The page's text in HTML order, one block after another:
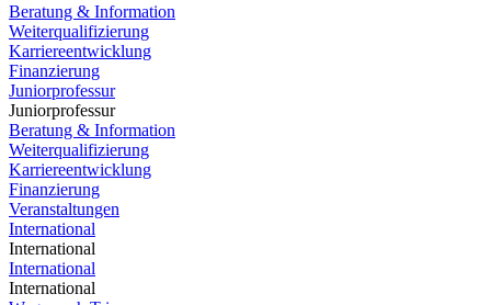
Beratung & Information
Weiterqualifizierung
Karriereentwicklung
Finanzierung
Juniorprofessur
Juniorprofessur
Beratung & Information
Weiterqualifizierung
Karriereentwicklung
Finanzierung
Veranstaltungen
International
International
International
International